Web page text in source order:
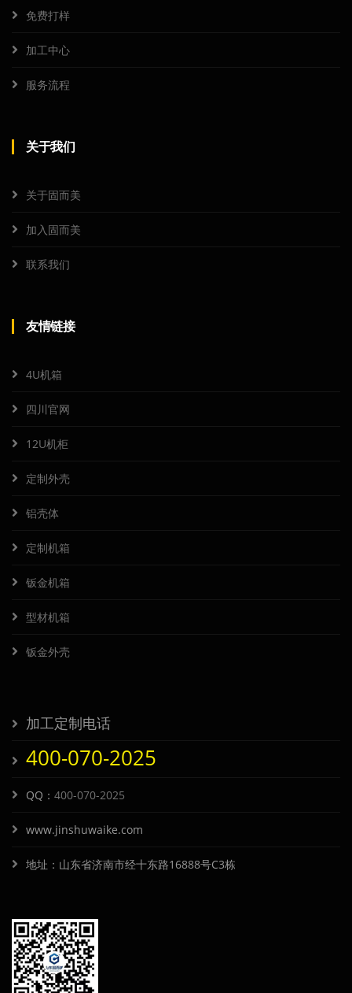
免费打样
加工中心
服务流程
关于我们
关于固而美
加入固而美
联系我们
友情链接
4U机箱
四川官网
12U机柜
定制外壳
铝壳体
定制机箱
钣金机箱
型材机箱
钣金外壳
加工定制电话
400-070-2025
QQ： 400-070-2025
www.jinshuwaike.com
地址：山东省济南市经十东路16888号C3栋